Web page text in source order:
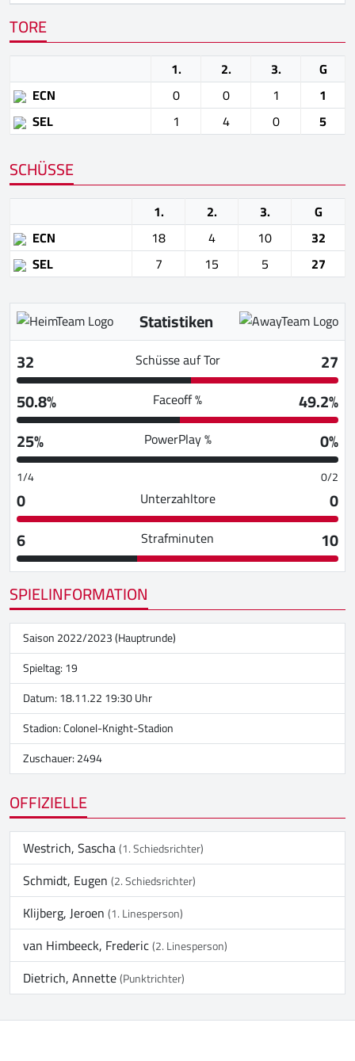
TORE
1. 2. 3.
G
ECN
0 0 1
1
SEL
1 4 0 5
SCHÜSSE
1. 2. 3.
G
ECN
18 4 10
32
SEL
7 15 5 27
Statistiken
32
Schüsse auf Tor
27
50.8%
Faceoff %
49.2%
25%
PowerPlay % 0%
1/4 0/2
0 Unterzahltore
0
6
Strafminuten
10
SPIELINFORMATION
Saison 2022/2023 (Hauptrunde)
Spieltag: 19
Datum: 18.11.22 19:30 Uhr
Stadion:Colonel-Knight-Stadion
Zuschauer: 2494
OFFIZIELLE
Westrich, Sascha(1. Schiedsrichter)
Schmidt, Eugen(2. Schiedsrichter)
Klijberg, Jeroen(1. Linesperson)
van Himbeeck, Frederic(2. Linesperson)
Dietrich, Annette(Punktrichter)